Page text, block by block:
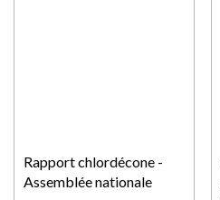
Rapport chlordécone -
Assemblée nationale